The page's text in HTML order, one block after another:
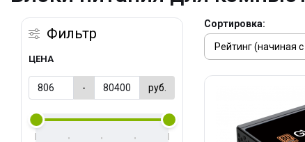
Фильтр
ЦЕНА
- руб.
Сортировка: